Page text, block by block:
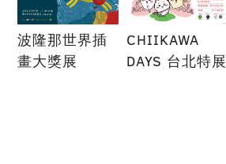
波隆那世界插
畫大獎展
CHIIKAWA
DAYS 台北特展